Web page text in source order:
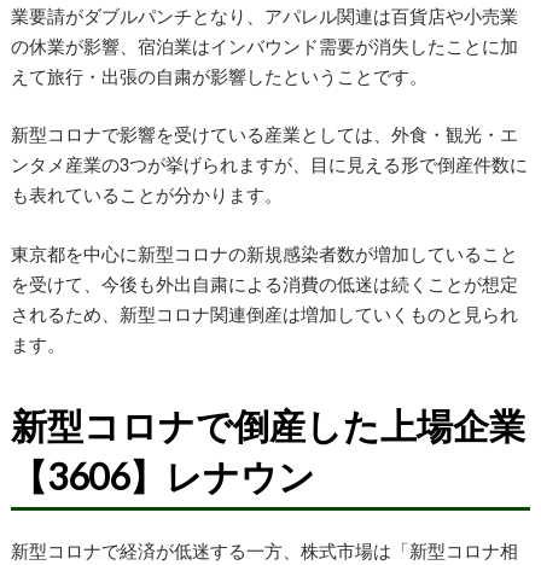
業要請がダブルパンチとなり、アパレル関連は百貨店や小売業
の休業が影響、宿泊業はインバウンド需要が消失したことに加
えて旅行・出張の自粛が影響したということです。
新型コロナで影響を受けている産業としては、外食・観光・エ
ンタメ産業の3つが挙げられますが、目に見える形で倒産件数に
も表れていることが分かります。
東京都を中心に新型コロナの新規感染者数が増加していること
を受けて、今後も外出自粛による消費の低迷は続くことが想定
されるため、新型コロナ関連倒産は増加していくものと見られ
ます。
新型コロナで倒産した上場企業
【3606】レナウン
新型コロナで経済が低迷する一方、株式市場は「新型コロナ相